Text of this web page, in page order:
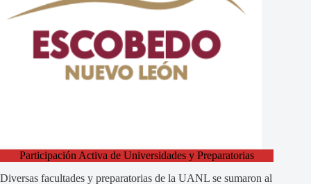
Participación Activa de Universidades y Preparatorias
Diversas facultades y preparatorias de la UANL se sumaron al